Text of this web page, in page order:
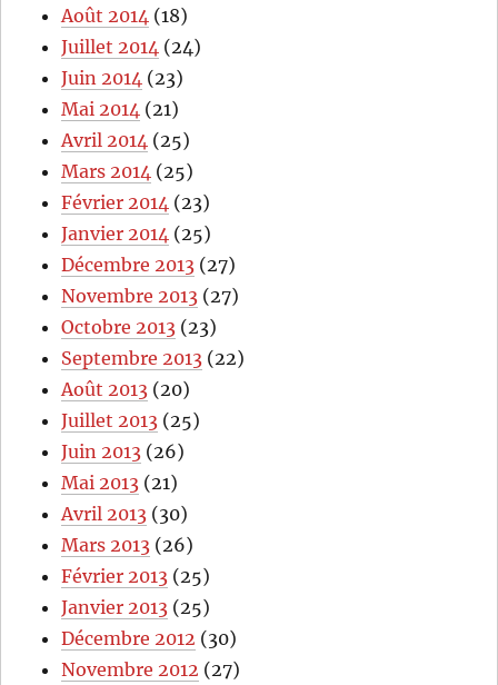
Août 2014 (18)
Juillet 2014 (24)
Juin 2014 (23)
Mai 2014 (21)
Avril 2014 (25)
Mars 2014 (25)
Février 2014 (23)
Janvier 2014 (25)
Décembre 2013 (27)
Novembre 2013 (27)
Octobre 2013 (23)
Septembre 2013 (22)
Août 2013 (20)
Juillet 2013 (25)
Juin 2013 (26)
Mai 2013 (21)
Avril 2013 (30)
Mars 2013 (26)
Février 2013 (25)
Janvier 2013 (25)
Décembre 2012 (30)
Novembre 2012 (27)